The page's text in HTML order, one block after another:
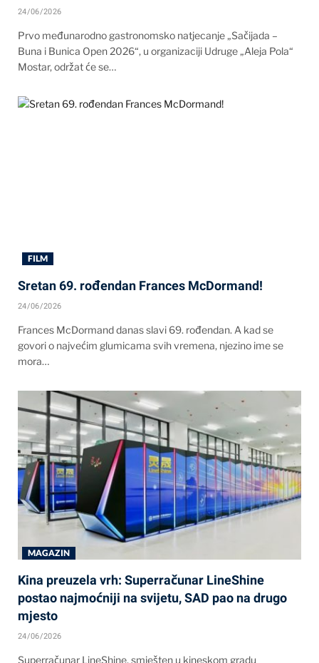
24/06/2026
Prvo međunarodno gastronomsko natjecanje „Sačijada –
Buna i Bunica Open 2026“, u organizaciji Udruge „Aleja Pola“
Mostar, održat će se…
FILM
Sretan 69. rođendan Frances McDormand!
24/06/2026
Frances McDormand danas slavi 69. rođendan. A kad se
govori o najvećim glumicama svih vremena, njezino ime se
mora…
MAGAZIN
Kina preuzela vrh: Superračunar LineShine
postao najmoćniji na svijetu, SAD pao na drugo
mjesto
24/06/2026
Superračunar LineShine, smješten u kineskom gradu